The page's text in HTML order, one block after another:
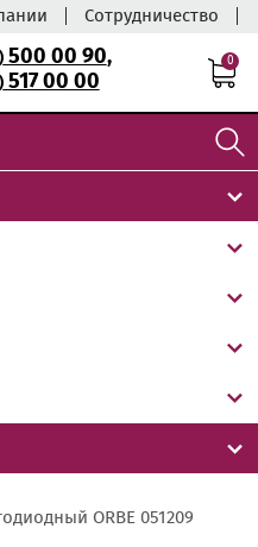
Сотрудничество
500 00 90,
517 00 00
0
ORBE 051209